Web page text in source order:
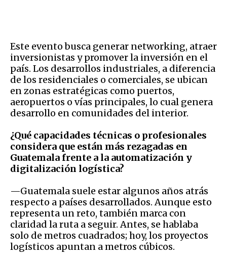
Este evento busca generar networking, atraer
inversionistas y promover la inversión en el
país. Los desarrollos industriales, a diferencia
de los residenciales o comerciales, se ubican
en zonas estratégicas como puertos,
aeropuertos o vías principales, lo cual genera
desarrollo en comunidades del interior.
¿Qué capacidades técnicas o profesionales
considera que están más rezagadas en
Guatemala frente a la automatización y
digitalización logística?
—Guatemala suele estar algunos años atrás
respecto a países desarrollados. Aunque esto
representa un reto, también marca con
claridad la ruta a seguir. Antes, se hablaba
solo de metros cuadrados; hoy, los proyectos
logísticos apuntan a metros cúbicos.